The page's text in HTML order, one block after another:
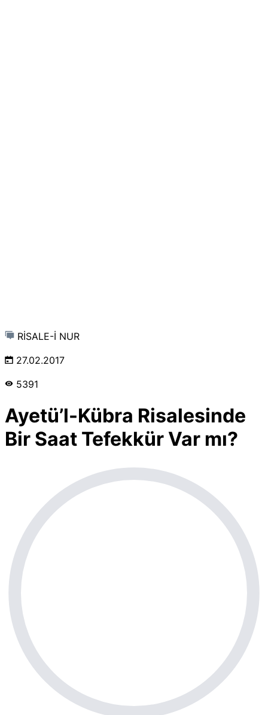
RİSALE-İ NUR
27.02.2017
5391
Ayetü’l-Kübra Risalesinde
Bir Saat Tefekkür Var mı?